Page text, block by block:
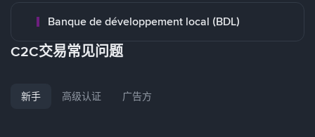
Banque de développement local (BDL)
C2C交易常见问题
新手 高级认证 广告方